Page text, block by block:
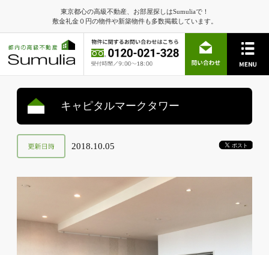
東京都心の高級不動産、お部屋探しはSumuliaで！
敷金礼金０円の物件や新築物件も多数掲載しています。
キャピタルマークタワー
2018.10.05